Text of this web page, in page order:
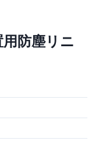
防塵リニ